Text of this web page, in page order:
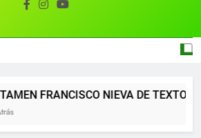
FRANCISCO NIEVA DE TEXTOS